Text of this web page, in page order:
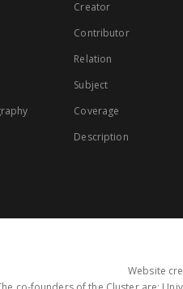
Creator
Contributor
Relation
Subject
Coverage
Description
Website